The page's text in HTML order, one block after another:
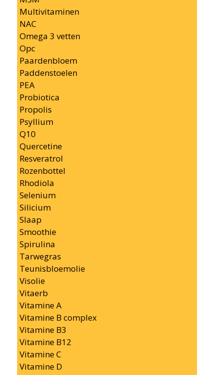
Multivitaminen
NAC
Omega 3 vetten
Opc
Paardenbloem
Paddenstoelen
PEA
Probiotica
Propolis
Psyllium
Q10
Quercetine
Resveratrol
Rozenbottel
Rhodiola
Selenium
Silicium
Slaap
Smoothie
Spirulina
Tarwegras
Teunisbloemolie
Visolie
Vitaerb
Vitamine A
Vitamine B complex
Vitamine B3
Vitamine B12
Vitamine C
Vitamine D